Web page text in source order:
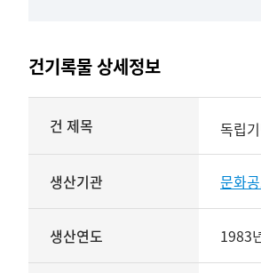
건기록물 상세정보
건 제목 독립
생산기관 문화
생산연도 1983